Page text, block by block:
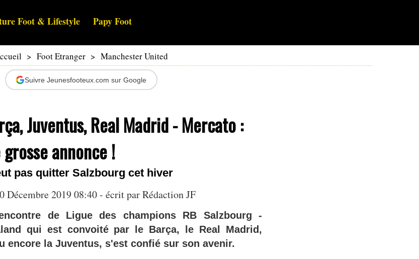
Foot & Lifestyle Papy Foot
> Foot Etranger > Manchester United
Suivre Jeunesfooteux.com sur Google
Juventus, Real Madrid - Mercato :
annonce !
pas quitter Salzbourg cet hiver
Décembre 2019 08:40 - écrit par Rédaction JF
de Ligue des champions RB Salzbourg -
qui est convoité par le Barça, le Real Madrid,
encore la Juventus, s'est confié sur son avenir.